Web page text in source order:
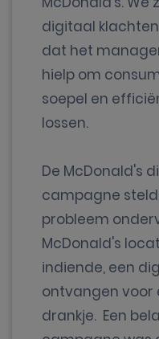
digitaal
dat het
hielp om
soepel en
lossen.
De McDonald's
campagne
probleem
McDonald's
indiende, een
ontvangen
drankje. Een